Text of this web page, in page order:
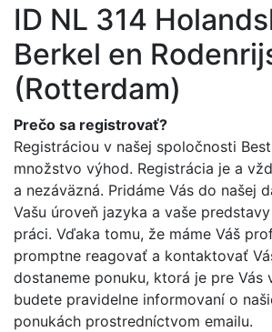
ID NL 314
Berkel en
(Rotterdam)
Prečo sa registrovať?
Registráciou v našej spoločnosti
množstvo výhod. Registrácia je a
a nezáväzná. Pridáme Vás do našej
Vašu úroveň jazyka a vaše
práci. Vďaka tomu, že máme Váš
promptne reagovať a kontaktovať
dostaneme ponuku, ktorá je pre Vás
budete pravidelne informovaní o
ponukách prostredníctvom emailu.